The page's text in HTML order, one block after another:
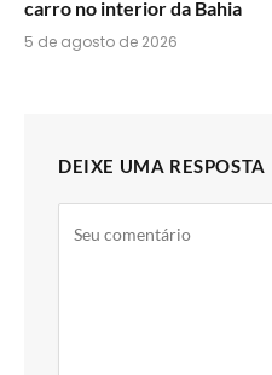
carro no interior da Bahia
5 de agosto de 2026
DEIXE UMA RESPOSTA